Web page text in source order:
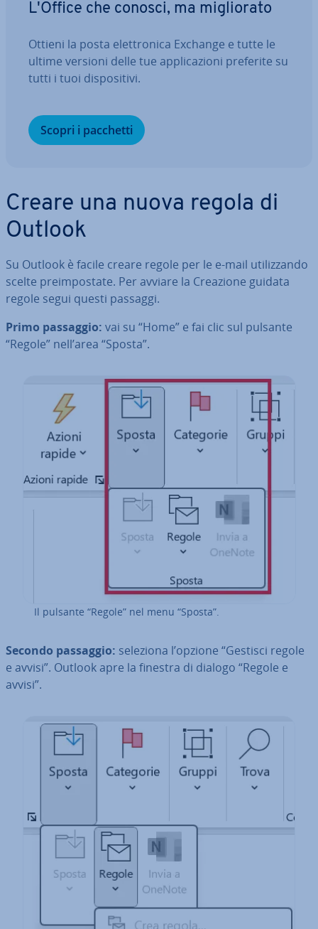
L'Office che conosci, ma mi­glio­ra­to
Ottieni la posta elet­tro­ni­ca Exchange e tutte le
ultime versioni delle tue ap­pli­ca­zio­ni preferite su
tutti i tuoi di­spo­si­ti­vi.
Scopri i pacchetti
Creare una nuova regola di
Outlook
Su Outlook è facile creare regole per le e-mail uti­liz­zan­do
scelte pre­im­po­sta­te. Per avviare la Creazione guidata
regole segui questi passaggi.
Primo passaggio: vai su “Home” e fai clic sul pulsante
“Regole” nell’area “Sposta”.
Il pulsante “Regole” nel menu “Sposta”.
Secondo passaggio: seleziona l’opzione “Gestisci regole
e avvisi”. Outlook apre la finestra di dialogo “Regole e
avvisi”.